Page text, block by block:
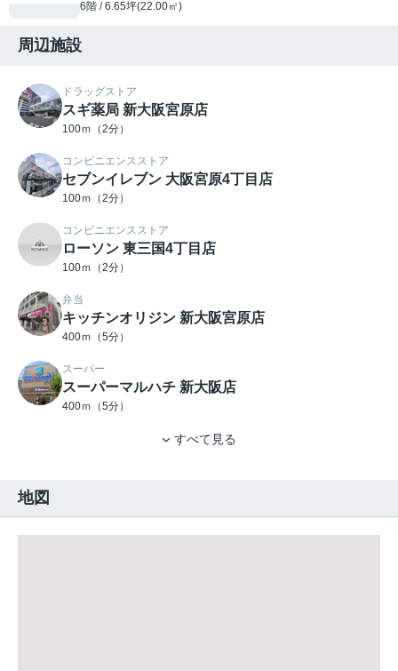
6階 / 6.65坪(22.00㎡)
周辺施設
ドラッグストア
スギ薬局 新大阪宮原店
100ｍ（2分）
コンビニエンスストア
セブンイレブン 大阪宮原4丁目店
100ｍ（2分）
コンビニエンスストア
ローソン 東三国4丁目店
100ｍ（2分）
弁当
キッチンオリジン 新大阪宮原店
400ｍ（5分）
スーパー
スーパーマルハチ 新大阪店
400ｍ（5分）
すべて見る
地図